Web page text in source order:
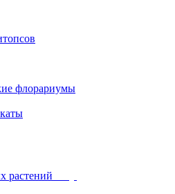
флорариумы
растений